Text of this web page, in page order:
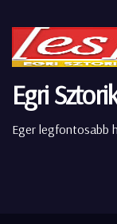
Egri
Eger legfontosabb